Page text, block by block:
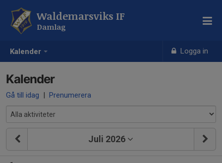
Kalender Logga in
Waldemarsviks IF
Damlag
Kalender
Gå till idag | Prenumerera
Juli 2026